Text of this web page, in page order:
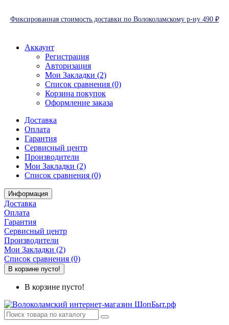
Фиксированная стоимость доставки по Волоколамскому р-ну 490 ₽
Аккаунт
Регистрация
Авторизация
Мои Закладки (2)
Список сравнения (0)
Корзина покупок
Оформление заказа
Доставка
Оплата
Гарантия
Сервисный центр
Производители
Мои Закладки (2)
Список сравнения (0)
Информация
Доставка
Оплата
Гарантия
Сервисный центр
Производители
Мои Закладки (2)
Список сравнения (0)
В корзине пусто!
В корзине пусто!